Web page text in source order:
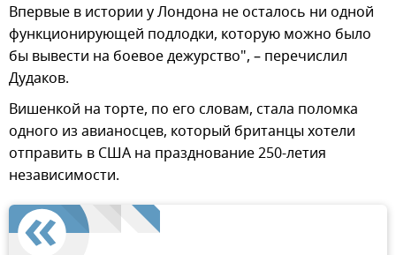
Впервые в истории у Лондона не осталось ни одной
функционирующей подлодки, которую можно было
бы вывести на боевое дежурство", – перечислил
Дудаков.
Вишенкой на торте, по его словам, стала поломка
одного из авианосцев, который британцы хотели
отправить в США на празднование 250-летия
независимости.